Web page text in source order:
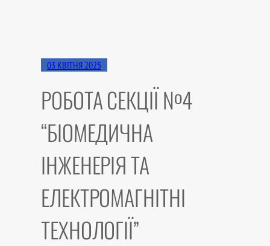
03 КВІТНЯ 2025
РОБОТА СЕКЦІЇ №4
“БІОМЕДИЧНА
ІНЖЕНЕРІЯ ТА
ЕЛЕКТРОМАГНІТНІ
ТЕХНОЛОГІЇ”